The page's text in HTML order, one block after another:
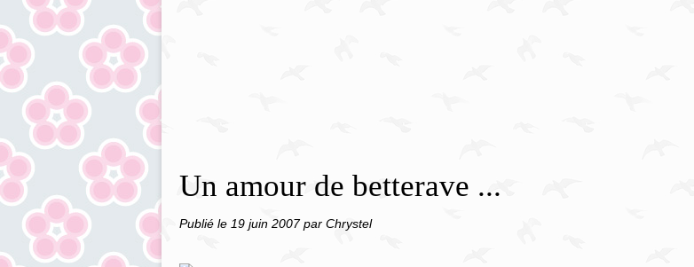
Un amour de betterave ...
Publié le 19 juin 2007par Chrystel